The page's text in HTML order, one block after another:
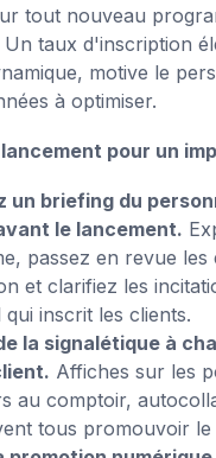
tout nouveau
Un taux d'inscription
motive le
à optimiser.
pour un
un briefing du
le lancement.
passez en revue les
et clarifiez les
inscrit les clients.
la signalétique à
Affiches sur les
au comptoir,
tous promouvoir le